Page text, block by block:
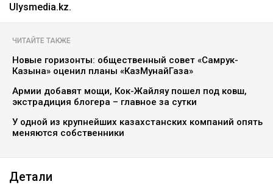
Ulysmedia.kz.
ЧИТАЙТЕ ТАКЖЕ
Новые горизонты: общественный совет «Самрук-
Казына» оценил планы «КазМунайГаза»
Армии добавят мощи, Кок-Жайляу пошел под ковш,
экстрадиция блогера – главное за сутки
У одной из крупнейших казахстанских компаний опять
меняются собственники
Детали